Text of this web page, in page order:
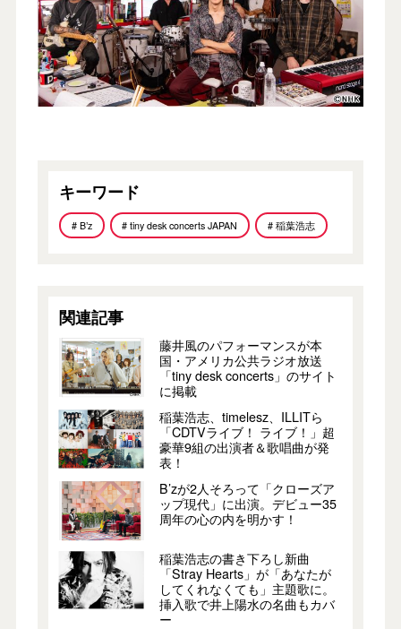
キーワード
# B’z # tiny desk concerts JAPAN # 稲葉浩志
関連記事
藤井風のパフォーマンスが本
国・アメリカ公共ラジオ放送
「tiny desk concerts」のサイト
に掲載
稲葉浩志、timelesz、ILLITら
「CDTVライブ！ ライブ！」超
豪華9組の出演者＆歌唱曲が発
表！
B’zが2人そろって「クローズア
ップ現代」に出演。デビュー35
周年の心の内を明かす！
稲葉浩志の書き下ろし新曲
「Stray Hearts」が「あなたが
してくれなくても」主題歌に。
挿入歌で井上陽水の名曲もカバ
ー